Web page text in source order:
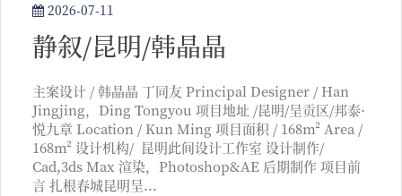
2026-07-11
静叙/昆明/韩晶晶
主案设计 / 韩晶晶 丁同友 Principal Designer / Han
Jingjing，Ding Tongyou 项目地址 /昆明/呈贡区/邦泰·
悦九章 Location / Kun Ming 项目面积 / 168m² Area /
168m² 设计机构/ 昆明此间设计工作室 设计制作/
Cad,3ds Max 渲染，Photoshop&AE 后期制作 项目前
言 扎根春城昆明呈...